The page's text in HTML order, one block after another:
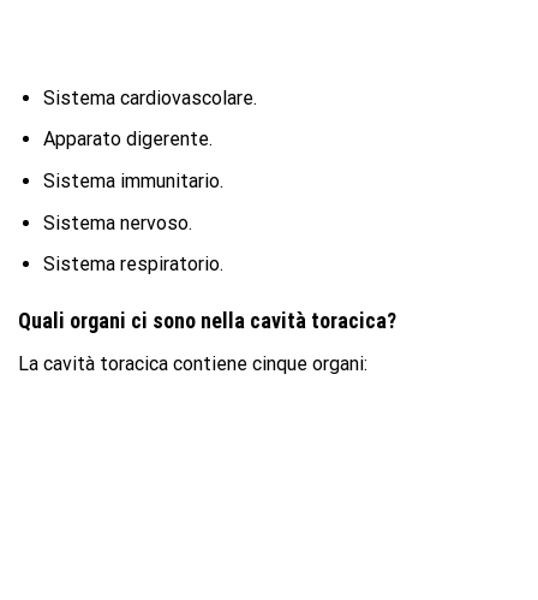
Sistema cardiovascolare.
Apparato digerente.
Sistema immunitario.
Sistema nervoso.
Sistema respiratorio.
Quali organi ci sono nella cavità toracica?
La cavità toracica contiene cinque organi: